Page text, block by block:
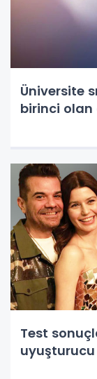
Üniversite
birinci
Test